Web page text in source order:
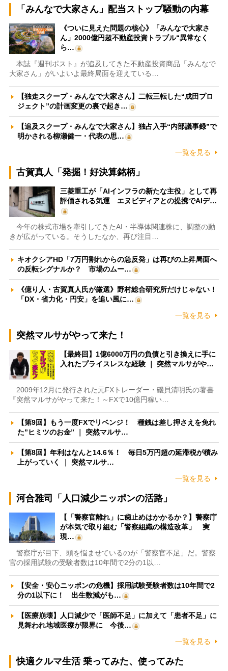
「みんなで大家さん」配当ストップ騒動の内幕
《ついに見えた問題の核心》「みんなで大家さ
ん」2000億円超不動産投資トラブル“異常なく
ら…
本誌『週刊ポスト』が追及してきた不動産投資商品「みんなで
大家さん」がいよいよ最終局面を迎えている…
【独走スクープ・みんなで大家さん】二転三転した“成田プロ
ジェクト”の計画変更の裏で起き…
【追及スクープ・みんなで大家さん】独占入手“内部議事録”で
明かされる柳瀬健一・代表の思…
一覧を見る
古賀真人「発掘！好決算銘柄」
三菱重工が「AIインフラの新たな主役」として再
評価される気運 エヌビディアとの提携でAIデ…
今年の株式市場を牽引してきたAI・半導体関連株に、調整の動
きが広がっている。そうしたなか、再び注目…
キオクシアHD「7万円割れからの急反発」は再びの上昇局面へ
の反転シグナルか？ 市場のムー…
《億り人・古賀真人氏が厳選》野村総合研究所だけじゃない！
「DX・省力化・円安」を追い風に…
一覧を見る
突然マルサがやって来た！
【最終回】1億6000万円の負債と引き換えに手に
入れたプライスレスな経験 ｜ 突然マルサがや…
2009年12月に発行された元FXトレーダー・磯貝清明氏の著書
『突然マルサがやって来た！～FXで10億円稼い…
【第9回】もう一度FXでリベンジ！ 種銭は差し押さえを免れ
た”ヒミツのお金” ｜ 突然マルサ…
【第8回】年利はなんと14.6％！ 毎日5万円超の延滞税が積み
上がっていく ｜ 突然マルサ…
一覧を見る
河合雅司「人口減少ニッポンの活路」
【「警察官離れ」に歯止めはかかるか？】警察庁
が本気で取り組む「警察組織の構造改革」 実
現…
警察庁が目下、頭を悩ませているのが「警察官不足」だ。警察
官の採用試験の受験者数は10年間で2分の1以…
【安全・安心ニッポンの危機】採用試験受験者数は10年間で2
分の1以下に！ 出生数減がも…
【医療崩壊】人口減少で「医師不足」に加えて「患者不足」に
見舞われ地域医療が限界に 今後…
一覧を見る
快適クルマ生活 乗ってみた、使ってみた